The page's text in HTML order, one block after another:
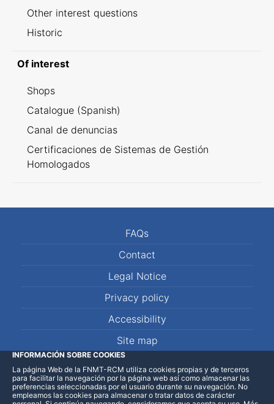
Other interest questions
Historic
Of interest
Shops
Catalogue (Spanish)
Canal de denuncias
Certificaciones de Sistemas de Gestión
Homologados
FAQs
Contact
Legal Notice
Privacy policy
Accessibility
Site map
LinkedInFacebookWhatsApp
INFORMACIÓN SOBRE COOKIES
La página Web de la FNMT-RCM utiliza cookies propias y de terceros
para facilitar la navegación por la página web así como almacenar las
preferencias seleccionadas por el usuario durante su navegación. No
empleamos las cookies para almacenar o tratar datos de carácter